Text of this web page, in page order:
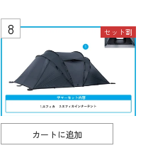
セット割
カートに追加